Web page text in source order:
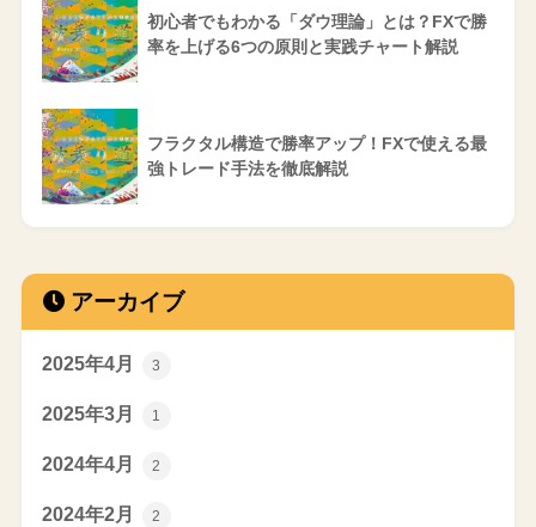
初心者でもわかる「ダウ理論」とは？FXで勝
率を上げる6つの原則と実践チャート解説
フラクタル構造で勝率アップ！FXで使える最
強トレード手法を徹底解説
アーカイブ
2025年4月 3
2025年3月 1
2024年4月 2
2024年2月 2